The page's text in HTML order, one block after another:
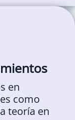
en
como
teoría en